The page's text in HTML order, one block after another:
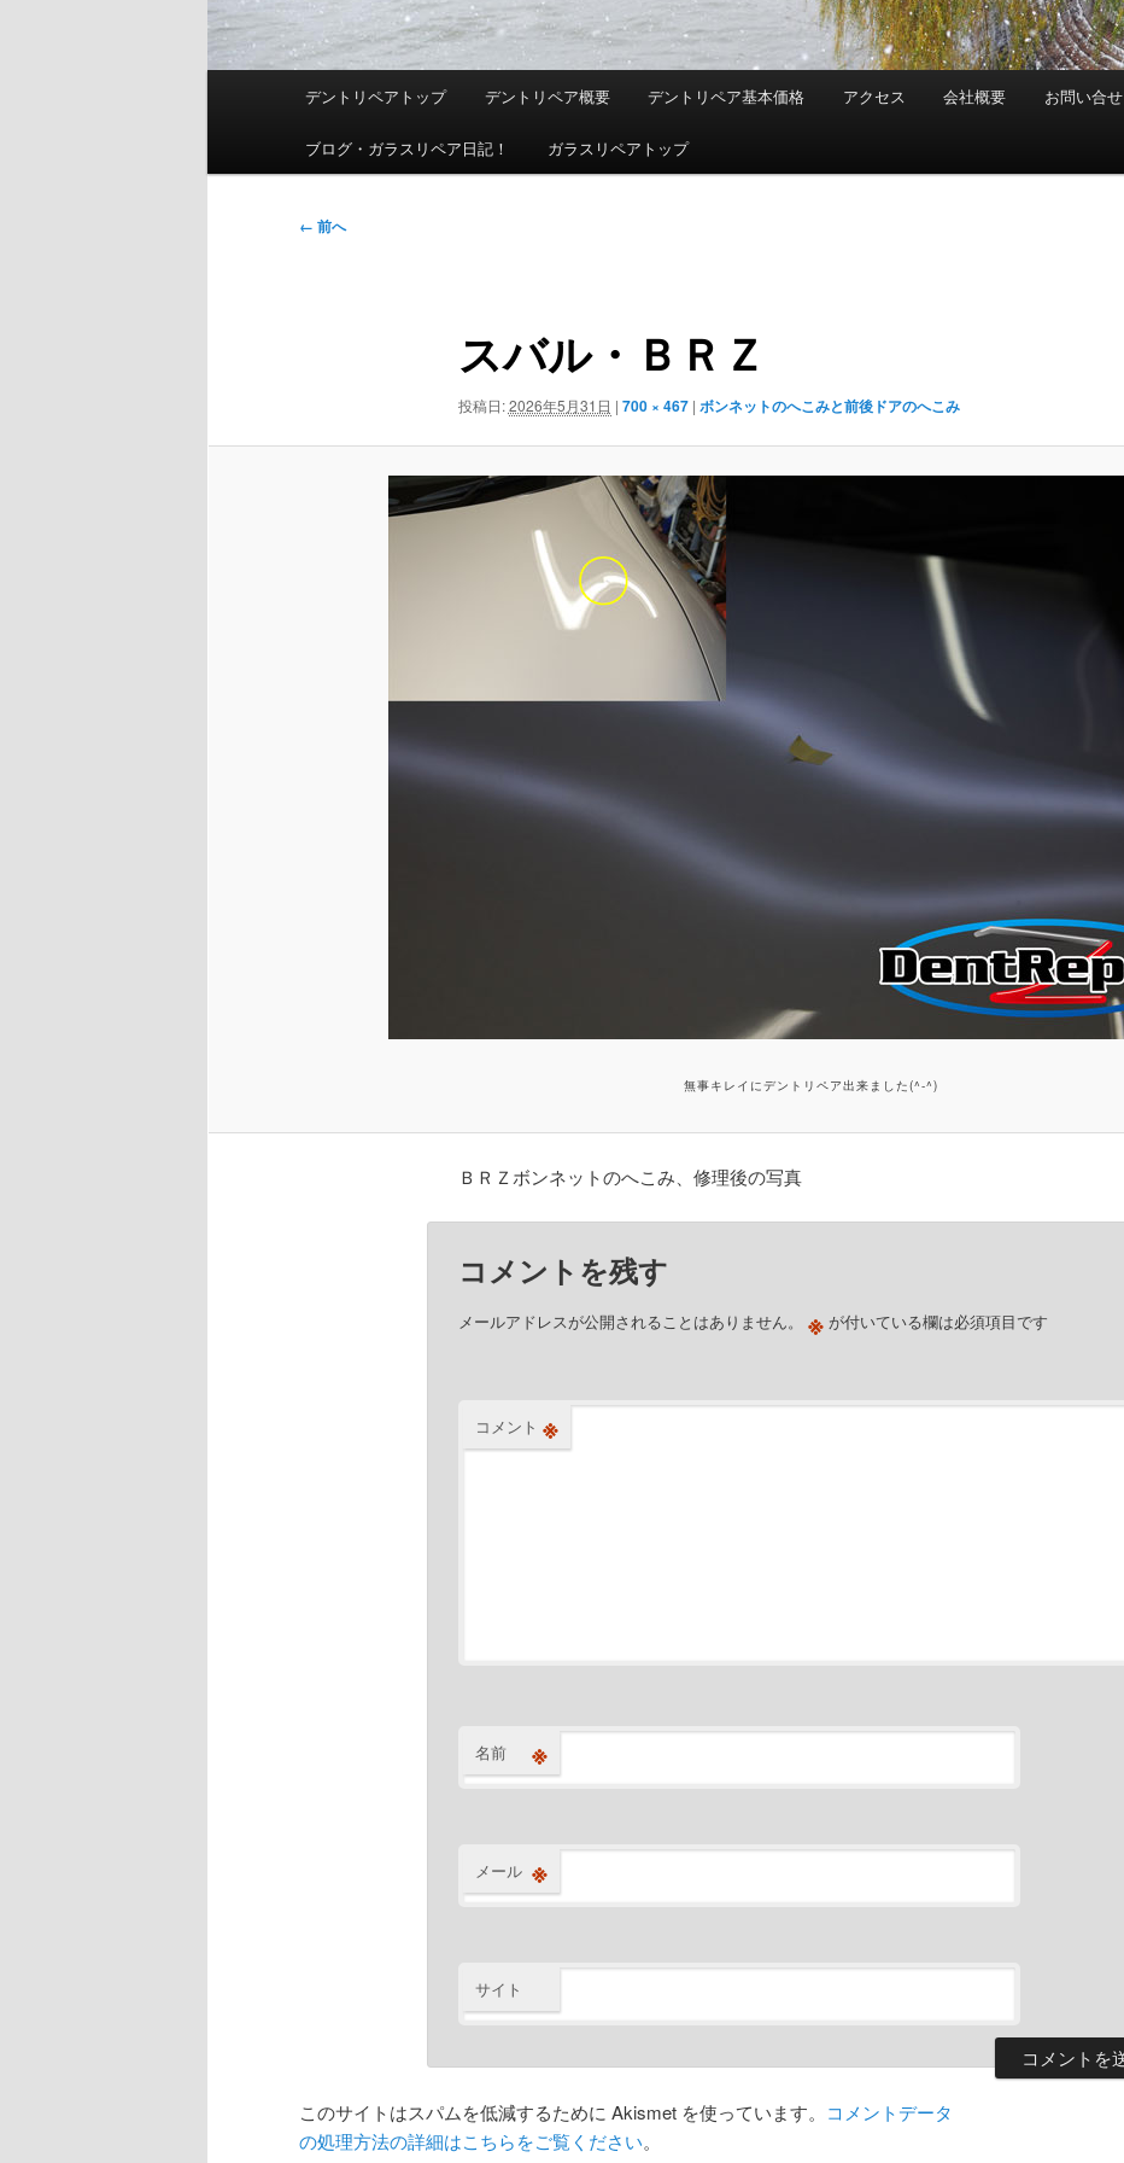
メ
デントリペアトップ デントリペア概要 デントリペア基本価格 アクセス 会社概要 お問い合せ
ブログ・ガラスリペア日記！ ガラスリペアトップ
画
← 前へ
スバル・ＢＲＺ
投稿日:2026年5月31日 | 700 × 467| ボンネットのへこみと前後ドアのへこみ
無事キレイにデントリペア出来ました(^-^)
ＢＲＺボンネットのへこみ、修理後の写真
コメントを残す
メールアドレスが公開されることはありません。 ※が付いている欄は必須項目です
コメント ※
名前 ※
メール ※
サイト
このサイトはスパムを低減するために Akismet を使っています。 コメントデータ
の処理方法の詳細はこちらをご覧ください。